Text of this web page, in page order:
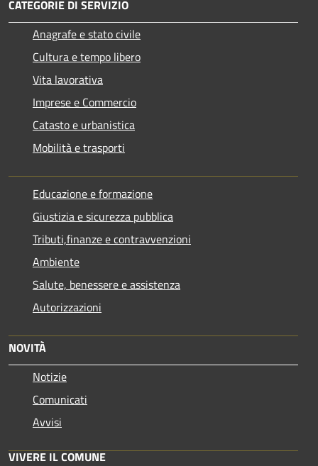
CATEGORIE DI SERVIZIO
Anagrafe e stato civile
Cultura e tempo libero
Vita lavorativa
Imprese e Commercio
Catasto e urbanistica
Mobilità e trasporti
Educazione e formazione
Giustizia e sicurezza pubblica
Tributi,finanze e contravvenzioni
Ambiente
Salute, benessere e assistenza
Autorizzazioni
NOVITÀ
Notizie
Comunicati
Avvisi
VIVERE IL COMUNE